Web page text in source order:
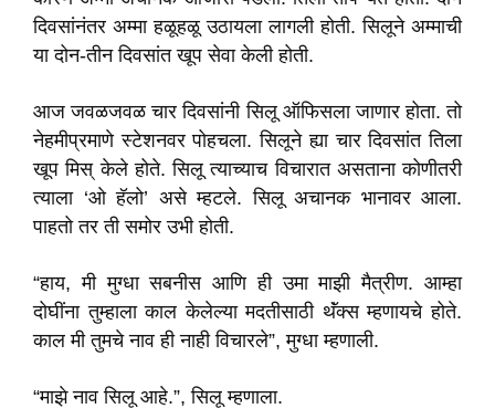
दिवसांनंतर अम्मा हळूहळू उठायला लागली होती. सिलूने अम्माची
या दोन-तीन दिवसांत खूप सेवा केली होती.
आज जवळजवळ चार दिवसांनी सिलू ऑफिसला जाणार होता. तो
नेहमीप्रमाणे स्टेशनवर पोहचला. सिलूने ह्या चार दिवसांत तिला
खूप मिस् केले होते. सिलू त्याच्याच विचारात असताना कोणीतरी
त्याला ‘ओ हॅलो’ असे म्हटले. सिलू अचानक भानावर आला.
पाहतो तर ती समोर उभी होती.
“हाय, मी मुग्धा सबनीस आणि ही उमा माझी मैत्रीण. आम्हा
दोघींना तुम्हाला काल केलेल्या मदतीसाठी थॅंक्स म्हणायचे होते.
काल मी तुमचे नाव ही नाही विचारले”, मुग्धा म्हणाली.
“माझे नाव सिलू आहे.”, सिलू म्हणाला.